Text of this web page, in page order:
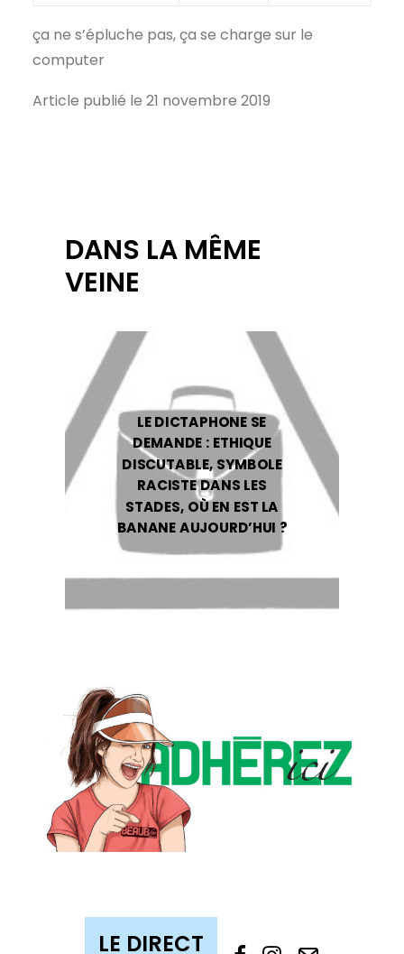
ça ne s’épluche pas, ça se charge sur le
computer
Article publié le 21 novembre 2019
DANS LA MÊME
VEINE
LE DICTAPHONE SE
DEMANDE : ETHIQUE
DISCUTABLE, SYMBOLE
RACISTE DANS LES
STADES, OÙ EN EST LA
BANANE AUJOURD’HUI ?